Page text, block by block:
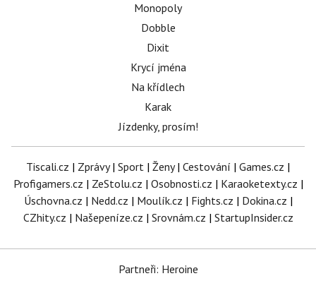
Monopoly
Dobble
Dixit
Krycí jména
Na křídlech
Karak
Jízdenky, prosím!
Tiscali.cz | Zprávy| Sport | Ženy| Cestování | Games.cz |
Profigamers.cz | ZeStolu.cz | Osobnosti.cz | Karaoketexty.cz |
Úschovna.cz | Nedd.cz | Moulík.cz | Fights.cz | Dokina.cz |
CZhity.cz | Našepeníze.cz | Srovnám.cz | StartupInsider.cz
Partneři: Heroine